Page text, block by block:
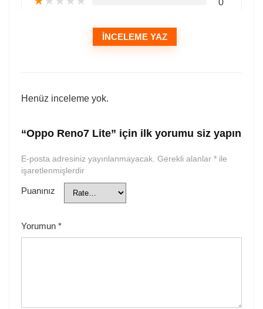
0
İNCELEME YAZ
Henüz inceleme yok.
“Oppo Reno7 Lite” için ilk yorumu siz yapın
E-posta adresiniz yayınlanmayacak. Gerekli alanlar * ile
işaretlenmişlerdir
Puanınız
Yorumun *